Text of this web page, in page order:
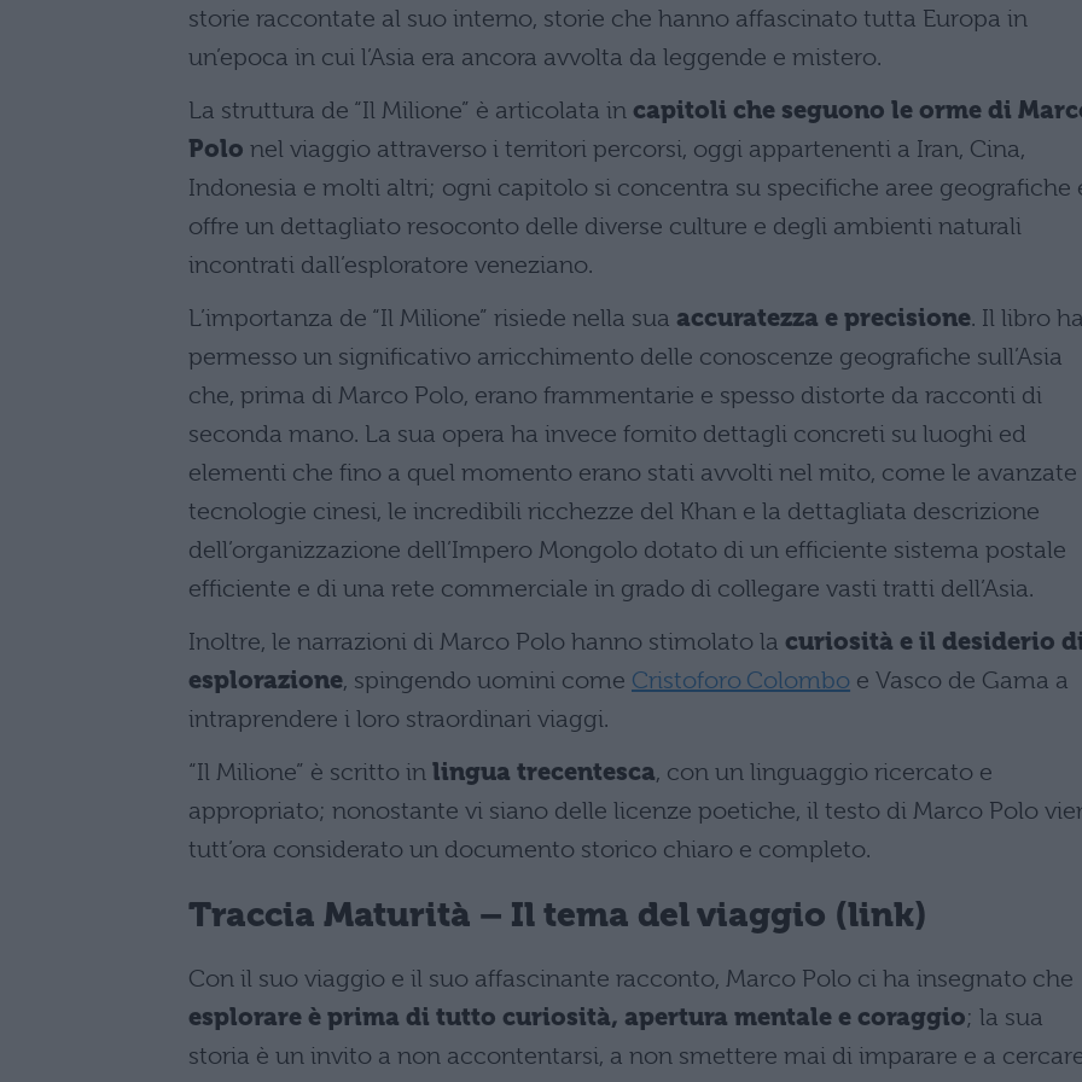
storie raccontate al suo interno, storie che hanno affascinato tutta Europa in
un’epoca in cui l’Asia era ancora avvolta da leggende e mistero.
La struttura de “Il Milione” è articolata in capitoli che seguono le orme di
Polo nel viaggio attraverso i territori percorsi, oggi appartenenti a Iran, Cina,
Indonesia e molti altri; ogni capitolo si concentra su specifiche aree geografiche
offre un dettagliato resoconto delle diverse culture e degli ambienti naturali
incontrati dall’esploratore veneziano.
L’importanza de “Il Milione” risiede nella sua accuratezza e precisione. Il libro ha
permesso un significativo arricchimento delle conoscenze geografiche sull’Asia
che, prima di Marco Polo, erano frammentarie e spesso distorte da racconti di
seconda mano. La sua opera ha invece fornito dettagli concreti su luoghi ed
elementi che fino a quel momento erano stati avvolti nel mito, come le avanzate
tecnologie cinesi, le incredibili ricchezze del Khan e la dettagliata descrizione
dell’organizzazione dell’Impero Mongolo dotato di un efficiente sistema postale
efficiente e di una rete commerciale in grado di collegare vasti tratti dell’Asia.
Inoltre, le narrazioni di Marco Polo hanno stimolato la curiosità e il desiderio
esplorazione, spingendo uomini come Cristoforo Colombo e Vasco de Gama a
intraprendere i loro straordinari viaggi.
“Il Milione” è scritto in lingua trecentesca, con un linguaggio ricercato e
appropriato; nonostante vi siano delle licenze poetiche, il testo di Marco Polo
tutt’ora considerato un documento storico chiaro e completo.
Traccia Maturità – Il tema del viaggio (link)
Con il suo viaggio e il suo affascinante racconto, Marco Polo ci ha insegnato che
esplorare è prima di tutto curiosità, apertura mentale e coraggio; la sua
storia è un invito a non accontentarsi, a non smettere mai di imparare e a